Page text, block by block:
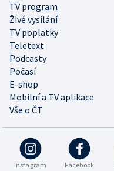
TV program
Živé vysílání
TV poplatky
Teletext
Podcasty
Počasí
E-shop
Mobilní a TV aplikace
Vše o ČT
Instagram Facebook